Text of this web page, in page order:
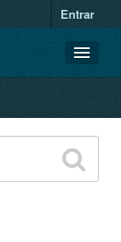
Entrar